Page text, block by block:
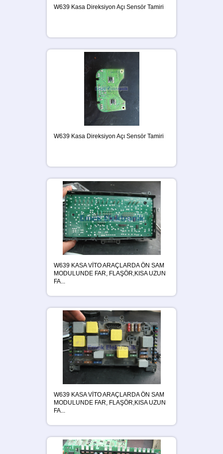
W639 Kasa Direksiyon Açı Sensör Tamiri
W639 Kasa Direksiyon Açı Sensör Tamiri
W639 KASA VİTO ARAÇLARDA ÖN SAM
MODULUNDE FAR, FLAŞÖR,KISA UZUN
FA...
W639 KASA VİTO ARAÇLARDA ÖN SAM
MODULUNDE FAR, FLAŞÖR,KISA UZUN
FA...